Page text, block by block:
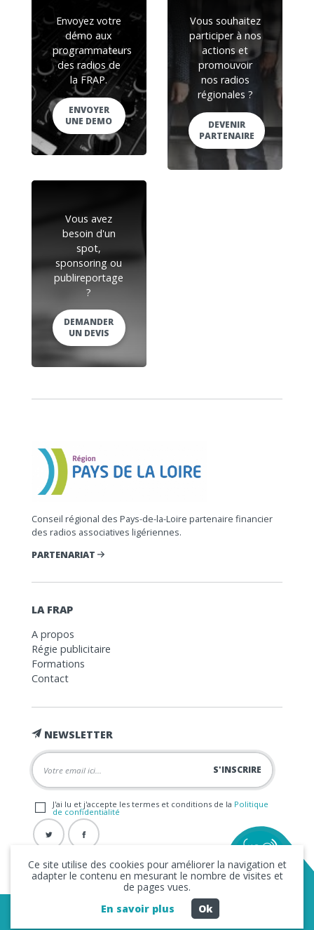
Envoyez votre
démo aux
programmateurs
des radios de
la FRAP.
ENVOYER
UNE DEMO
Vous souhaitez
participer à nos
actions et
promouvoir
nos radios
régionales ?
DEVENIR
PARTENAIRE
Vous avez
besoin d'un
spot,
sponsoring ou
publireportage
?
DEMANDER
UN DEVIS
Conseil régional des Pays-de-la-Loire partenaire financier
des radios associatives ligériennes.
PARTENARIAT
LA FRAP
A propos
Régie publicitaire
Formations
Contact
NEWSLETTER
J'ai lu et j'accepte les termes et conditions de la Politique
de confidentialité
Copyright © 2026 La FRAP -Mentions légales
Business to Web
Ce site utilise des cookies pour améliorer la navigation et
adapter le contenu en mesurant le nombre de visites et
de pages vues.
En savoir plus
Ok